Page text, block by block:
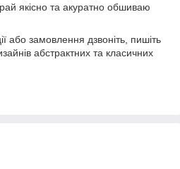
якісно та акуратно обшиваю
або замовлення дзвоніть, пишіть
абстрактних та класичних